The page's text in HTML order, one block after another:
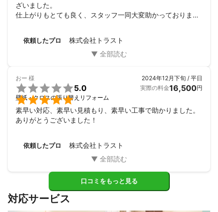
ざいました。
仕上がりもとても良く、スタッフ一同大変助かっておりま
依頼したプロ 株式会社トラスト
おー 様


5.0
壁紙・クロスの張り替えリフォーム
2024年12月下旬 / 平日
実際の料金16,500円
素早い対応、素早い見積もり、素早い工事で助かりました。
ありがとうございました！
依頼したプロ 株式会社トラスト
口コミをもっと見る
対応サービス